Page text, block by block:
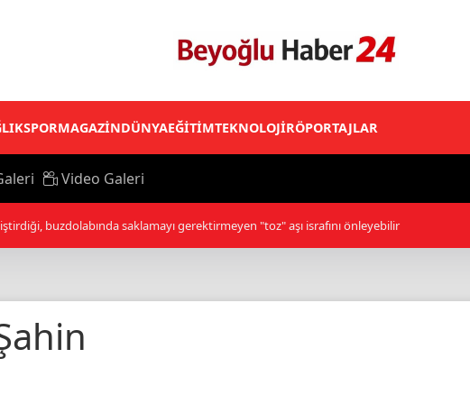
SPORMAGAZİNDÜNYAEĞİTİMTEKNOLOJİRÖPORTAJLAR
Video Galeri
buzdolabında saklamayı gerektirmeyen "toz" aşı israfını önleyebilir